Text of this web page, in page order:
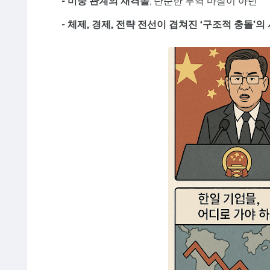
- 체제, 경제, 전략 전선이 겹쳐진 ‘구조적 충돌’의